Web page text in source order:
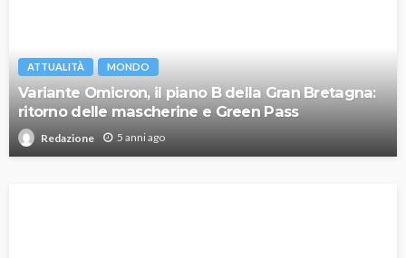
ATTUALITÀ MONDO
Variante Omicron, il piano B della Gran Bretagna:
ritorno delle mascherine e Green Pass
Redazione 5 anni ago